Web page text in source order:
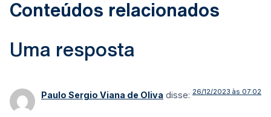
Conteúdos relacionados
Uma resposta
Paulo Sergio Viana de Oliva disse: 26/12/2023 às 07:02